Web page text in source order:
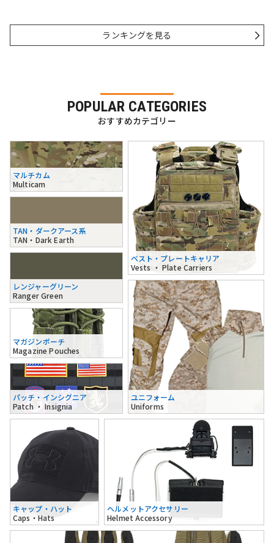
ランキングを見る
POPULAR CATEGORIES
おすすめカテゴリー
マルチカム
Multicam
TAN・ダークアース系
TAN・Dark Earth
レンジャーグリーン
Ranger Green
ベスト・プレートキャリア
Vests ・ Plate Carriers
マガジンポーチ
Magazine Pouches
パッチ・インシグニア
Patch ・ Insignia
ユニフォーム
Uniforms
キャップ・ハット
Caps・Hats
ヘルメットアクセサリー
Helmet Accessory